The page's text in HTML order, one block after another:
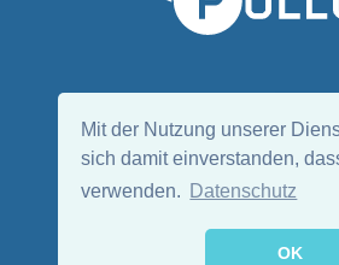
Mit der Nutzung unserer
sich damit einverstanden,
verwenden.
Datenschutz
OK
EN